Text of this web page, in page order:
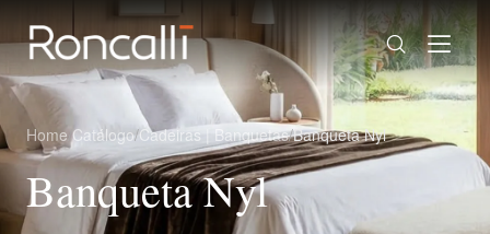
Home /Catálogo/Cadeiras | Banquetas/Banqueta Nyl
Banqueta Nyl